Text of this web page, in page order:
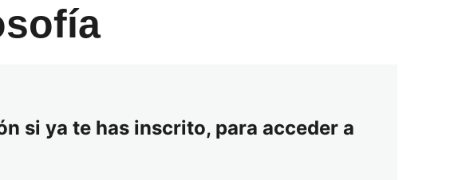
si ya te has inscrito, para acceder a